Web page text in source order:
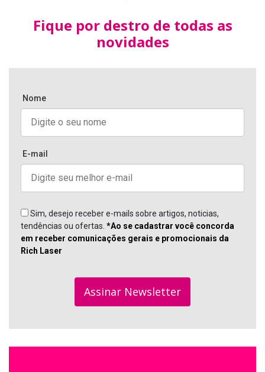
Fique por destro de todas as
novidades
Nome
E-mail
Sim, desejo receber e-mails sobre artigos, noticias,
tendências ou ofertas. *Ao se cadastrar você concorda
em receber comunicações gerais e promocionais da
Rich Laser
Assinar Newsletter